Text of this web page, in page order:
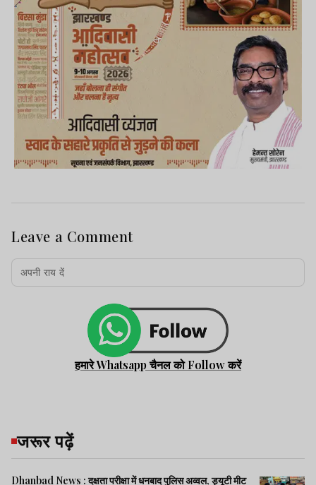
Leave a Comment
हमारे Whatsapp चैनल को Follow करें
जरूर पढ़ें
Dhanbad News : दक्षता परीक्षा में धनबाद पुलिस अव्वल, ड्यूटी मीट